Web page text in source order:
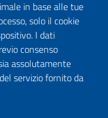
in base alle tue
solo il cookie
I dati
consenso
assolutamente
servizio fornito da